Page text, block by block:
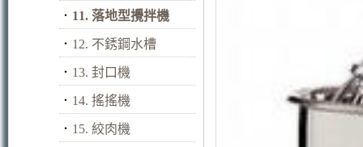
． 11. 落地型攪拌機
． 12. 不銹鋼水槽
． 13. 封口機
． 14. 搖搖機
． 15. 絞肉機